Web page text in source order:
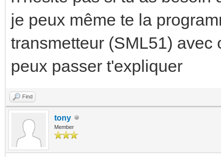
je peux même te la
transmetteur (SML51)
peux passer t'expliquer
Find
tony
Member